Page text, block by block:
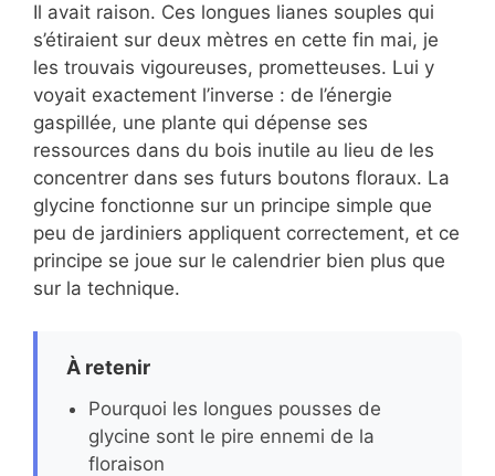
Il avait raison. Ces longues lianes souples qui
s’étiraient sur deux mètres en cette fin mai, je
les trouvais vigoureuses, prometteuses. Lui y
voyait exactement l’inverse : de l’énergie
gaspillée, une plante qui dépense ses
ressources dans du bois inutile au lieu de les
concentrer dans ses futurs boutons floraux. La
glycine fonctionne sur un principe simple que
peu de jardiniers appliquent correctement, et ce
principe se joue sur le calendrier bien plus que
sur la technique.
À retenir
Pourquoi les longues pousses de
glycine sont le pire ennemi de la
floraison